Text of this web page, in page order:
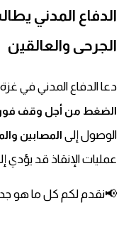
الدفاع المدني
الجرحى والعالقين
دعا الدفاع المدني في
الضغط من أجل وقف
الوصول إلى المصابين
عمليات الإنقاذ قد يؤدي
📢نقدم لكم كل ما هو